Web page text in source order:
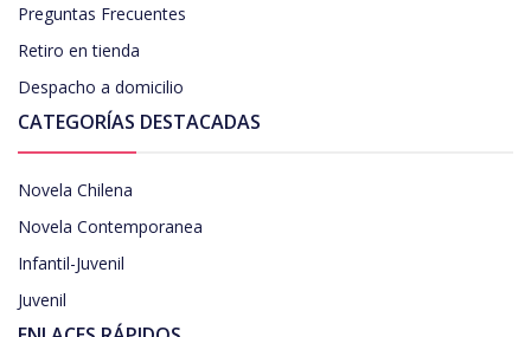
Preguntas Frecuentes
Retiro en tienda
Despacho a domicilio
CATEGORÍAS DESTACADAS
Novela Chilena
Novela Contemporanea
Infantil-Juvenil
Juvenil